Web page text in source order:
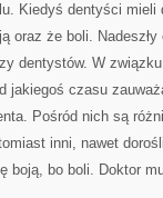
Kiedyś dentyści mieli
oraz że boli.
dentystów. W
jakiegoś czasu
Pośród nich są
inni, nawet
boją, bo boli. Doktor